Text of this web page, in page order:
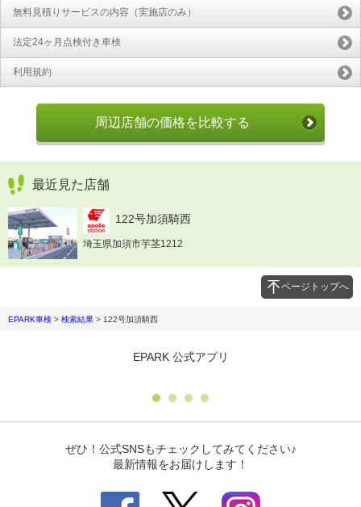
無料見積りサービスの内容（実施店のみ）
法定24ヶ月点検付き車検
利用規約
周辺店舗の価格を比較する
最近見た店舗
122号加須騎西
埼玉県加須市芋茎1212
ページトップへ
EPARK車検 > 検索結果 > 122号加須騎西